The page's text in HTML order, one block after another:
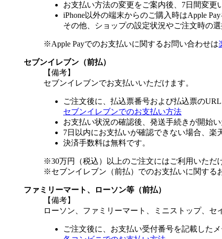
お支払い方法の変更をご案内後、7日間変更
iPhone以外の端末からのご購入時はApple
その他、ショップの設定状況やご注文時の
※Apple Payでのお支払いに関するお問い合わせは
セブンイレブン（前払）
【備考】
セブンイレブンでお支払いいただけます。
ご注文後に、払込票番号および払込票の
セブンイレブンでのお支払い方法
お支払い状況の確認後、発送手続きが開始
7日以内にお支払いが確認できない場合、楽
決済手数料は無料です。
※30万円（税込）以上のご注文にはご利用いただ
※セブンイレブン（前払）でのお支払いに関する
ファミリーマート、ローソン等（前払）
【備考】
ローソン、ファミリーマート、ミニストップ、セ
ご注文後に、お支払い受付番号を記載した